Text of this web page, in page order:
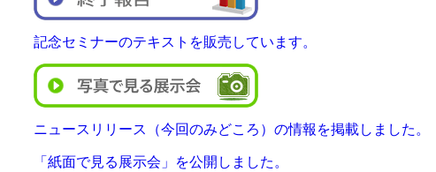
記念セミナーのテキストを販売しています。
ニュースリリース（今回のみどころ）の情報を掲載しました。
「紙面で見る展示会」を公開しました。